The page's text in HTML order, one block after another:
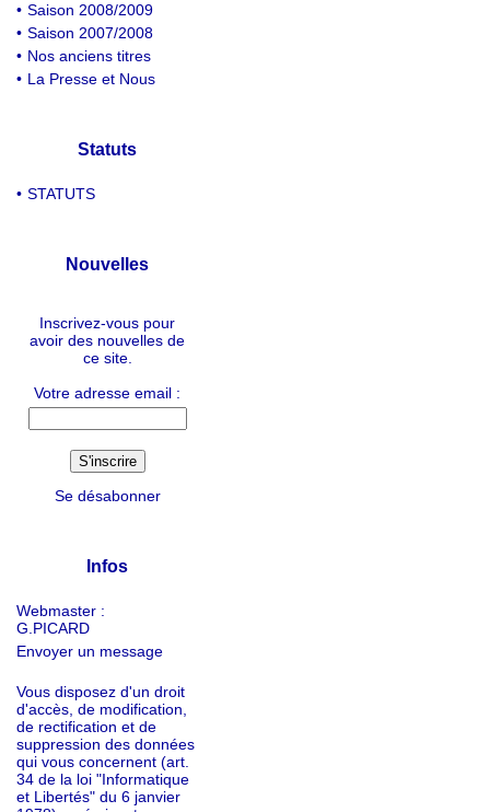
• Saison 2008/2009
• Saison 2007/2008
• Nos anciens titres
• La Presse et Nous
Statuts
• STATUTS
Nouvelles
Inscrivez-vous pour
avoir des nouvelles de
ce site.
Votre adresse email :
Se désabonner
Infos
Webmaster :
G.PICARD
Envoyer un message
Vous disposez d'un droit
d'accès, de modification,
de rectification et de
suppression des données
qui vous concernent (art.
34 de la loi "Informatique
et Libertés" du 6 janvier